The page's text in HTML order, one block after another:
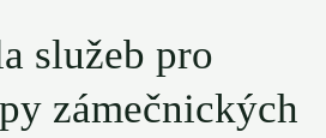
služeb pro
zámečnických